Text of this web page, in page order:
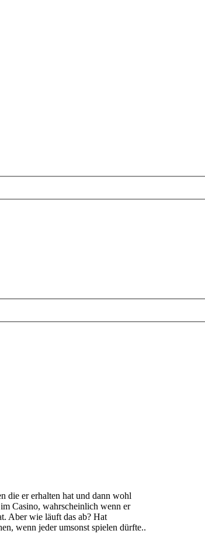
die er erhalten hat und dann wohl
Casino, wahrscheinlich wenn er
Aber wie läuft das ab? Hat
wenn jeder umsonst spielen dürfte..